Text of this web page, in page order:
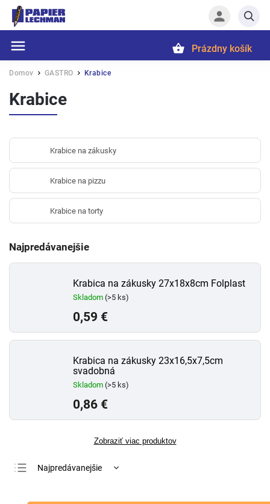
Prázdny košík
Domov / GASTRO / Krabice
Krabice
Krabice na zákusky
Krabice na pizzu
Krabice na torty
Najpredávanejšie
Krabica na zákusky 27x18x8cm Folplast
Skladom (>5 ks)
0,59 €
Krabica na zákusky 23x16,5x7,5cm
svadobná
Skladom (>5 ks)
0,86 €
Zobraziť viac produktov
Najpredávanejšie